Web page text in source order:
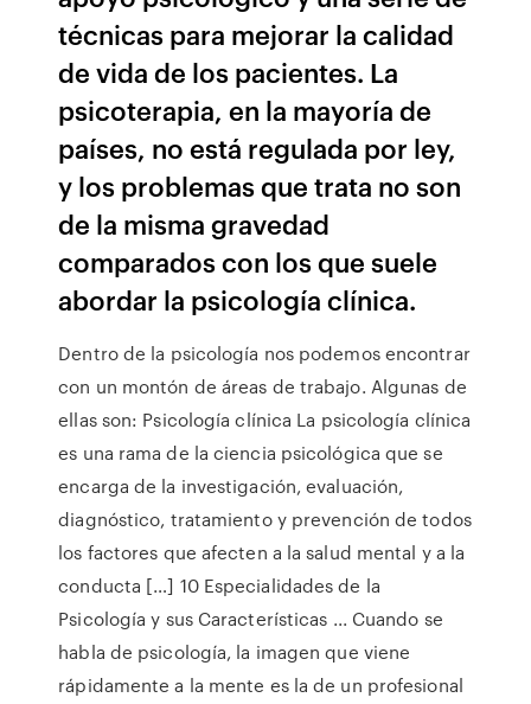
técnicas para mejorar la calidad
de vida de los pacientes. La
psicoterapia, en la mayoría de
países, no está regulada por ley,
y los problemas que trata no son
de la misma gravedad
comparados con los que suele
abordar la psicología clínica.
Dentro de la psicología nos podemos encontrar
con un montón de áreas de trabajo. Algunas de
ellas son: Psicología clínica La psicología clínica
es una rama de la ciencia psicológica que se
encarga de la investigación, evaluación,
diagnóstico, tratamiento y prevención de todos
los factores que afecten a la salud mental y a la
conducta […] 10 Especialidades de la
Psicología y sus Características ... Cuando se
habla de psicología, la imagen que viene
rápidamente a la mente es la de un profesional